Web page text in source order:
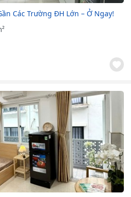
Các Trường ĐH Lớn – Ở Ngay!